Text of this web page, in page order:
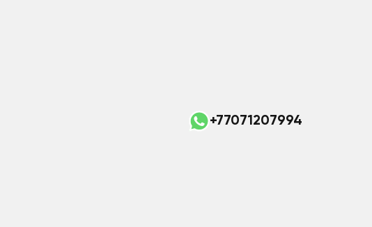
+77071207994